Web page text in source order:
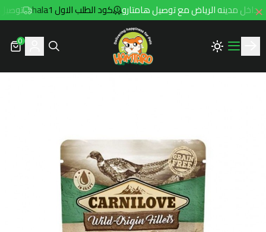
كود الطلب الاول hala1 توصيل مجاني
Hamtaro
0